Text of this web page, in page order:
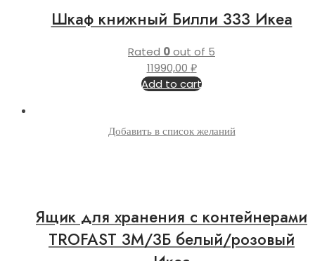
Шкаф книжный Билли 333 Икеа
Rated 0out of 5
11990,00 ₽
Add to cart
Добавить в список желаний
Ящик для хранения с контейнерами
TROFAST 3М/3Б белый/розовый